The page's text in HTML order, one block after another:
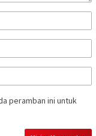
peramban ini untuk